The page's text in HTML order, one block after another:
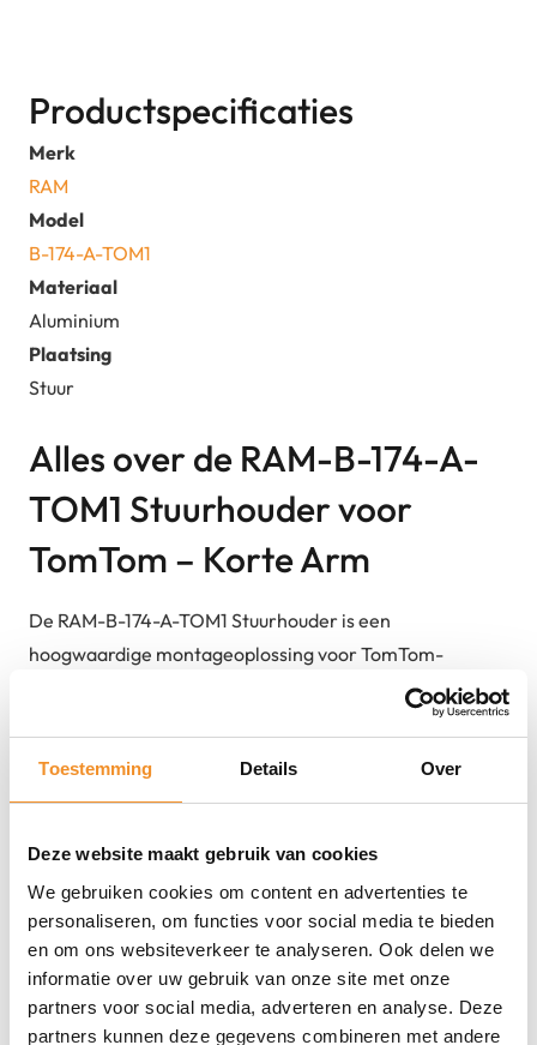
Toestemming Details Over
Deze website maakt gebruik van cookies
We gebruiken cookies om content en advertenties te
personaliseren, om functies voor social media te bieden
en om ons websiteverkeer te analyseren. Ook delen we
informatie over uw gebruik van onze site met onze
partners voor social media, adverteren en analyse. Deze
partners kunnen deze gegevens combineren met andere
Productspecificaties
Merk
RAM
Model
B-174-A-TOM1
Materiaal
Aluminium
Plaatsing
Stuur
Alles over de RAM-B-174-A-
TOM1 Stuurhouder voor
TomTom – Korte Arm
De RAM-B-174-A-TOM1 Stuurhouder is een
hoogwaardige montageoplossing voor TomTom-
navigatiesystemen, speciaal ontworpen voor
motorfietsen. Deze houder beschikt over een korte arm,
Dankzij de verstelbare kogelgewrichten kun je de positie
van je TomTom eenvoudig aanpassen voor optimale
zichtbaarheid en bediening tijdens het rijden. De
installatie is eenvoudig en vereist geen speciale
gereedschappen, waardoor je snel en veilig op weg kunt.